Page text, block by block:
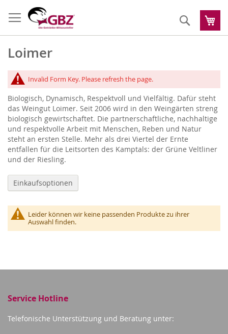
Inhalt
springen
Suche
Loimer
Invalid Form Key. Please refresh the page.
Biologisch, Dynamisch, Respektvoll und Vielfältig. Dafür steht
das Weingut Loimer. Seit 2006 wird in den Weingärten streng
biologisch gewirtschaftet. Die partnerschaftliche, nachhaltige
und respektvolle Arbeit mit Menschen, Reben und Natur
steht an ersten Stelle. Mehr als drei Viertel der Ernte
entfallen für die Leitsorten des Kamptals: der Grüne Veltliner
und der Riesling.
Leider können wir keine passenden Produkte zu ihrer
Auswahl finden.
Einkaufsoptionen
Service Hotline
Telefonische Unterstützung und Beratung unter: